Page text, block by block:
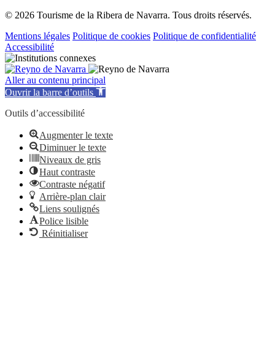
© 2026 Tourisme de la Ribera de Navarra. Tous droits réservés.
Mentions légales Politique de cookies Politique de confidentialité
Accessibilité
Aller au contenu principal
Ouvrir la barre d’outils
Outils d’accessibilité
Augmenter le texte
Diminuer le texte
Niveaux de gris
Haut contraste
Contraste négatif
Arrière-plan clair
Liens soulignés
Police lisible
Réinitialiser